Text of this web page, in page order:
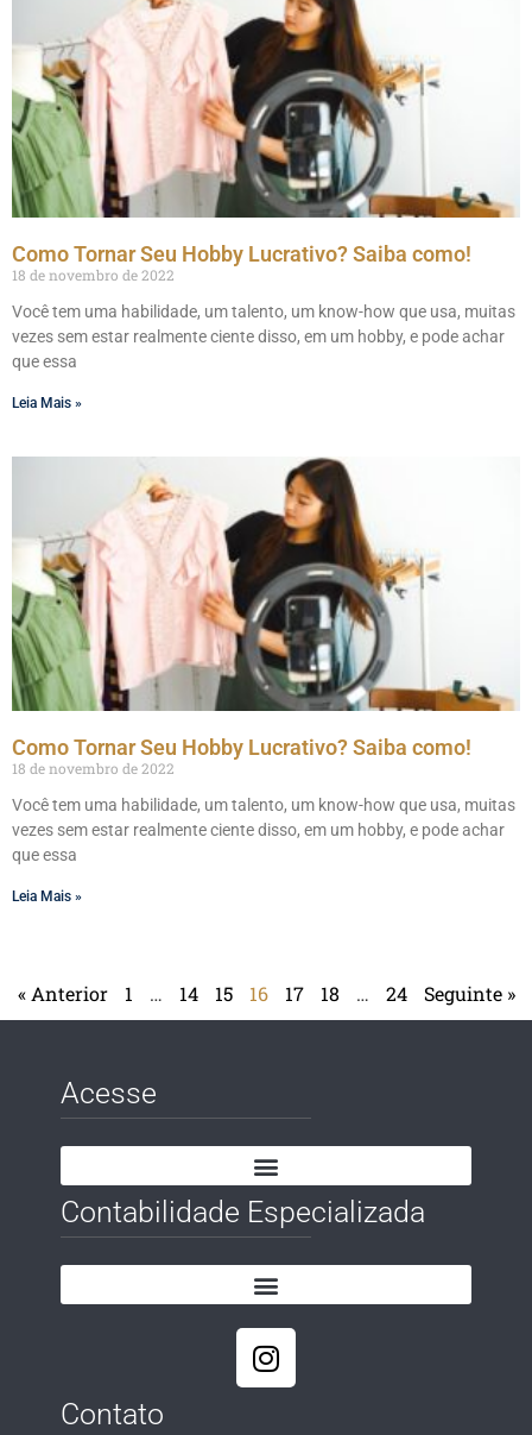
Como Tornar Seu Hobby Lucrativo? Saiba como!
18 de novembro de 2022
Você tem uma habilidade, um talento, um know-how que usa, muitas
vezes sem estar realmente ciente disso, em um hobby, e pode achar
que essa
Leia Mais »
Como Tornar Seu Hobby Lucrativo? Saiba como!
18 de novembro de 2022
Você tem uma habilidade, um talento, um know-how que usa, muitas
vezes sem estar realmente ciente disso, em um hobby, e pode achar
que essa
Leia Mais »
« Anterior 1 … 14 15 16 17 18 … 24 Seguinte »
Acesse
Contabilidade Especializada
Contato